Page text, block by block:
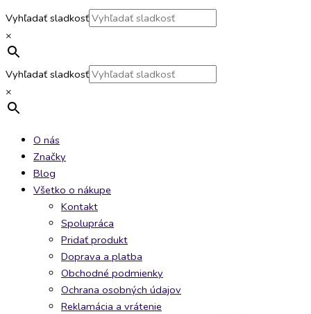
Vyhľadať sladkosť
×
Vyhľadať sladkosť
×
O nás
Značky
Blog
Všetko o nákupe
Kontakt
Spolupráca
Pridať produkt
Doprava a platba
Obchodné podmienky
Ochrana osobných údajov
Reklamácia a vrátenie